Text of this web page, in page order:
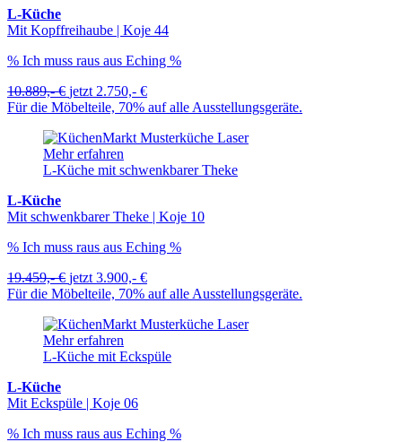
L-Küche
Mit Kopffreihaube | Koje 44
% Ich muss raus aus Eching %
10.889,- € jetzt 2.750,- €
Für die Möbelteile, 70% auf alle Ausstellungsgeräte.
Mehr erfahren
L-Küche mit schwenkbarer Theke
L-Küche
Mit schwenkbarer Theke | Koje 10
% Ich muss raus aus Eching %
19.459,- € jetzt 3.900,- €
Für die Möbelteile, 70% auf alle Ausstellungsgeräte.
Mehr erfahren
L-Küche mit Eckspüle
L-Küche
Mit Eckspüle | Koje 06
% Ich muss raus aus Eching %